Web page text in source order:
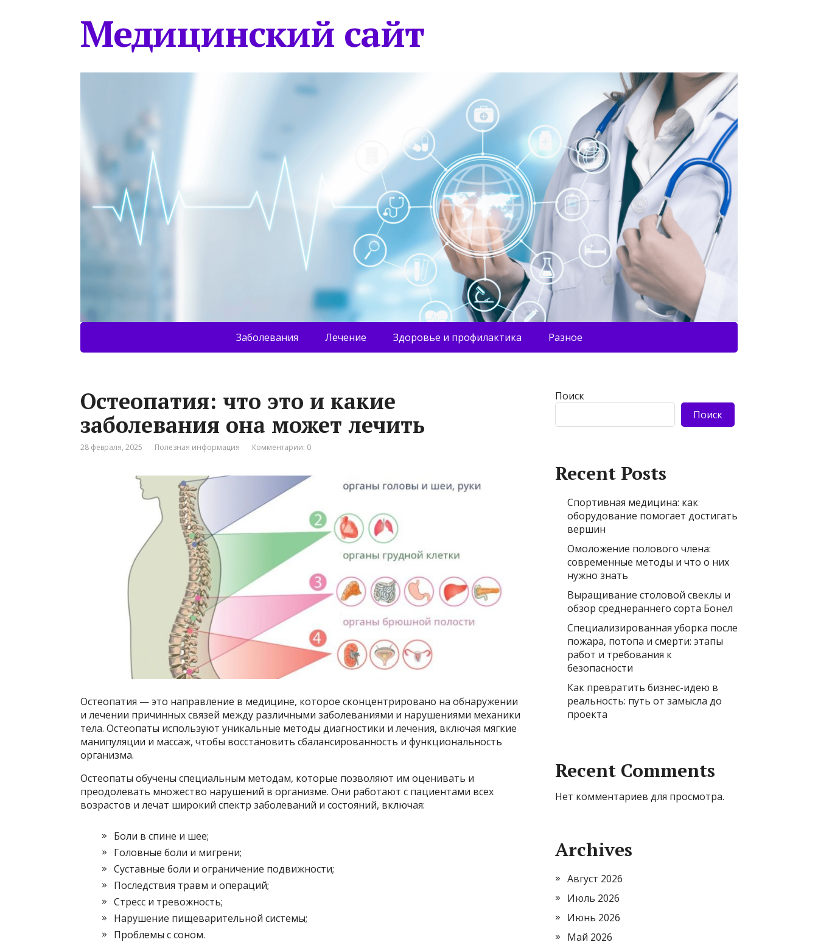
Медицинский сайт
Заболевания Лечение Здоровье и профилактика Разное
Остеопатия: что это и какие
заболевания она может лечить
28 февраля, 2025 Полезная информация Комментарии: 0
Остеопатия — это направление в медицине, которое сконцентрировано на обнаружении
и лечении причинных связей между различными заболеваниями и нарушениями механики
тела. Остеопаты используют уникальные методы диагностики и лечения, включая мягкие
манипуляции и массаж, чтобы восстановить сбалансированность и функциональность
организма.
Остеопаты обучены специальным методам, которые позволяют им оценивать и
преодолевать множество нарушений в организме. Они работают с пациентами всех
возрастов и лечат широкий спектр заболеваний и состояний, включая:
Боли в спине и шее;
Головные боли и мигрени;
Суставные боли и ограничение подвижности;
Последствия травм и операций;
Стресс и тревожность;
Нарушение пищеварительной системы;
Проблемы с соном.
Поиск
Поиск
Recent Posts
Спортивная медицина: как
оборудование помогает достигать
вершин
Омоложение полового члена:
современные методы и что о них
нужно знать
Выращивание столовой свеклы и
обзор среднераннего сорта Бонел
Специализированная уборка после
пожара, потопа и смерти: этапы
работ и требования к
безопасности
Как превратить бизнес-идею в
реальность: путь от замысла до
проекта
Recent Comments
Нет комментариев для просмотра.
Archives
Август 2026
Июль 2026
Июнь 2026
Май 2026